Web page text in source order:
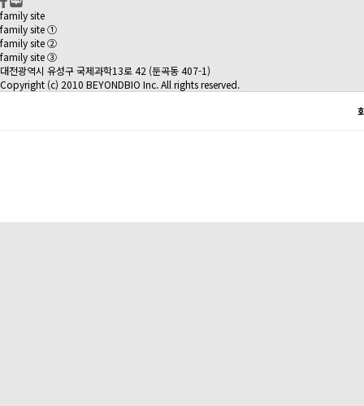
family site
family site ①
family site ②
family site ③
대전광역시 유성구 국제과학13로 42 (둔곡동 407-1)
Copyright (c) 2010 BEYONDBIO Inc. All rights reserved.